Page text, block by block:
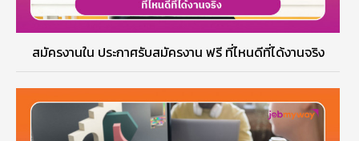
สมัครงานใน ประกาศรับสมัครงาน ฟรี ที่ไหนดีที่ได้งานจริง